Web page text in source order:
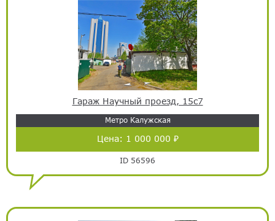
Гараж Научный проезд, 15с7
Метро Калужская
Цена: 1 000 000 ₽
ID 56596